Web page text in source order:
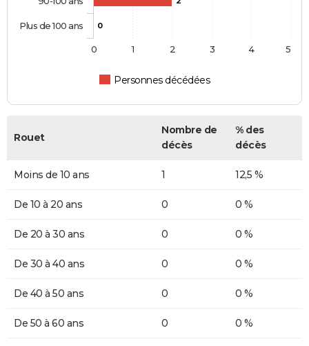
0
Personnes décédées
Plus de 100 ans
0 1 2 3 4 5
Rouet
Nombre de
décès
% des
décès
Moins de 10 ans 1 12,5 %
De 10 à 20 ans 0 0 %
De 20 à 30 ans 0 0 %
De 30 à 40 ans 0 0 %
De 40 à 50 ans 0 0 %
De 50 à 60 ans 0 0 %